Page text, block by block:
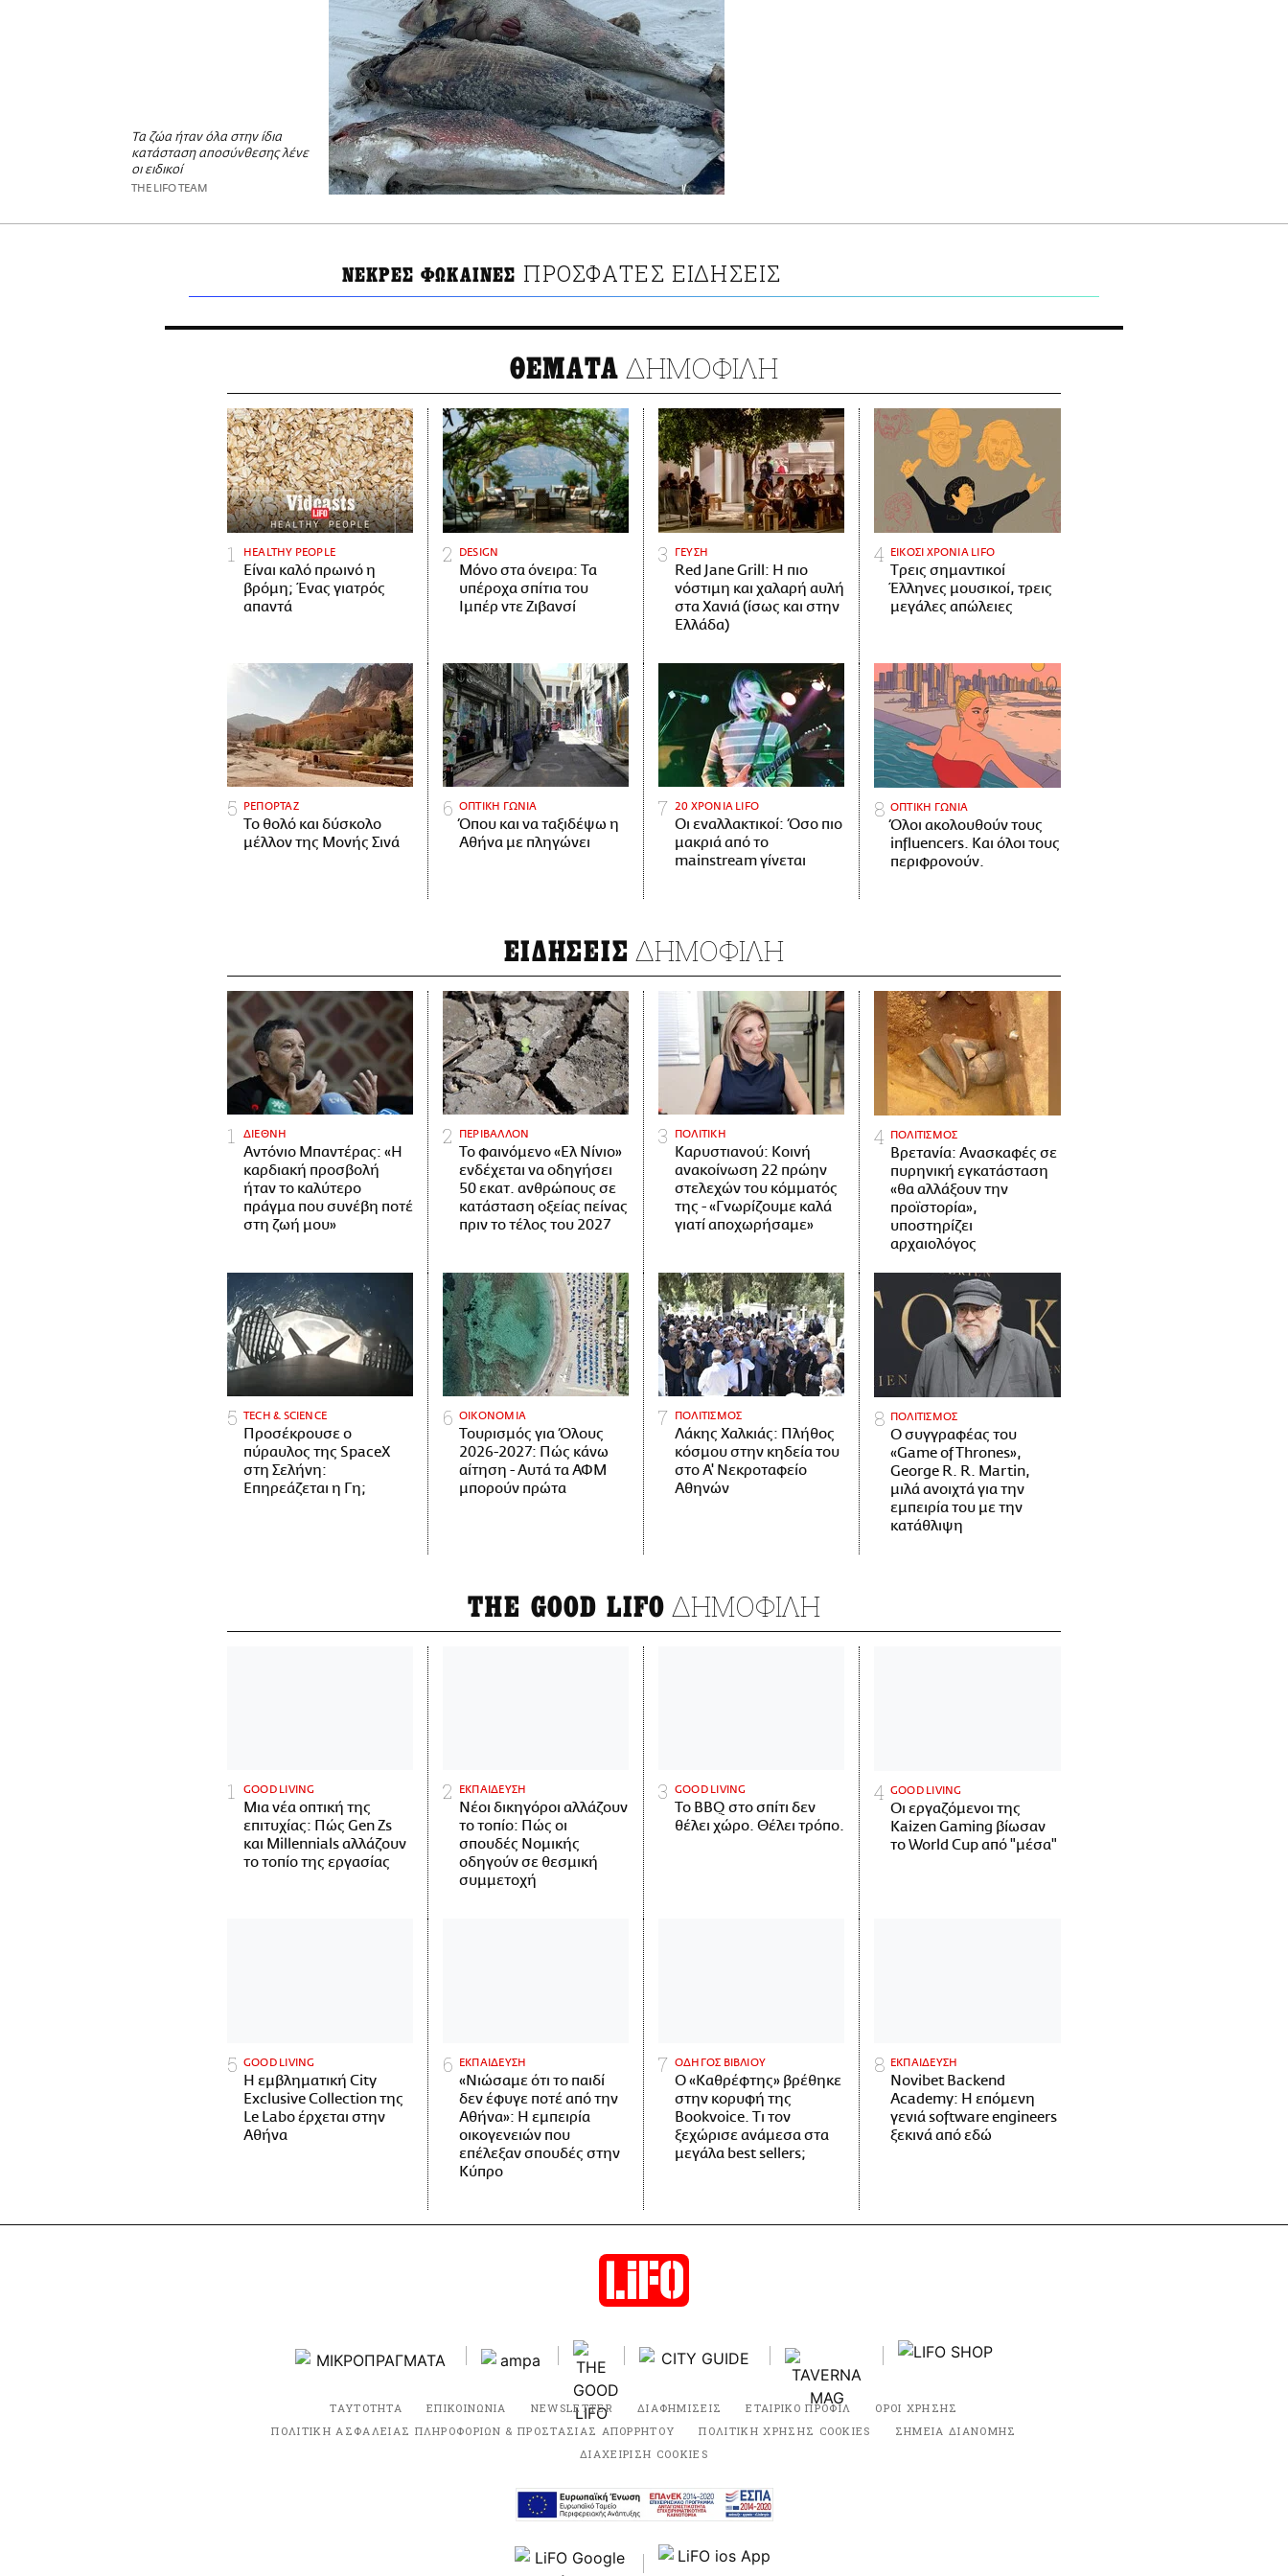
Τα ζώα ήταν όλα στην ίδια
κατάσταση αποσύνθεσης λένε
οι ειδικοί
THE LIFO TEAM
ΝΕΚΡΕΣ ΦΩΚΑΙΝΕΣ ΠΡΟΣΦΑΤΕΣ ΕΙΔΗΣΕΙΣ
ΘΕΜΑΤΑ ΔΗΜΟΦΙΛΗ
HEALTHY PEOPLE
Είναι καλό πρωινό η
βρόμη; Ένας γιατρός
απαντά
DESIGN
Μόνο στα όνειρα: Τα
υπέροχα σπίτια του
Ιμπέρ ντε Ζιβανσί
ΓΕΥΣΗ
Red Jane Grill: Η πιο
νόστιμη και χαλαρή αυλή
στα Χανιά (ίσως και στην
Ελλάδα)
ΕΙΚΟΣΙ ΧΡΟΝΙΑ LIFO
Tρεις σημαντικοί
Έλληνες μουσικοί, τρεις
μεγάλες απώλειες
ΡΕΠΟΡΤΑΖ
Το θολό και δύσκολο
μέλλον της Μονής Σινά
ΟΠΤΙΚΗ ΓΩΝΙΑ
Όπου και να ταξιδέψω η
Αθήνα με πληγώνει
20 ΧΡΟΝΙΑ LIFO
Οι εναλλακτικοί: Όσο πιο
μακριά από το
mainstream γίνεται
ΟΠΤΙΚΗ ΓΩΝΙΑ
Όλοι ακολουθούν τους
influencers. Και όλοι τους
περιφρονούν.
ΕΙΔΗΣΕΙΣ ΔΗΜΟΦΙΛΗ
ΔΙΕΘΝΗ
Αντόνιο Μπαντέρας: «Η
καρδιακή προσβολή
ήταν το καλύτερο
πράγμα που συνέβη ποτέ
στη ζωή μου»
ΠΕΡΙΒΑΛΛΟΝ
Το φαινόμενο «Ελ Νίνιο»
ενδέχεται να οδηγήσει
50 εκατ. ανθρώπους σε
κατάσταση οξείας πείνας
πριν το τέλος του 2027
ΠΟΛΙΤΙΚΗ
Καρυστιανού: Κοινή
ανακοίνωση 22 πρώην
στελεχών του κόμματός
της - «Γνωρίζουμε καλά
γιατί αποχωρήσαμε»
ΠΟΛΙΤΙΣΜΟΣ
Βρετανία: Ανασκαφές σε
πυρηνική εγκατάσταση
«θα αλλάξουν την
προϊστορία»,
υποστηρίζει
αρχαιολόγος
ΤECH & SCIENCE
Προσέκρουσε ο
πύραυλος της SpaceX
στη Σελήνη:
Επηρεάζεται η Γη;
ΟΙΚΟΝΟΜΙΑ
Τουρισμός για Όλους
2026-2027: Πώς κάνω
αίτηση - Αυτά τα ΑΦΜ
μπορούν πρώτα
ΠΟΛΙΤΙΣΜΟΣ
Λάκης Χαλκιάς: Πλήθος
κόσμου στην κηδεία του
στο Α' Νεκροταφείο
Αθηνών
ΠΟΛΙΤΙΣΜΟΣ
Ο συγγραφέας του
«Game of Thrones»,
George R. R. Martin,
μιλά ανοιχτά για την
εμπειρία του με την
κατάθλιψη
THE GOOD LIFO ΔΗΜΟΦΙΛΗ
GOOD LIVING
Μια νέα οπτική της
επιτυχίας: Πώς Gen Zs
και Millennials αλλάζουν
το τοπίο της εργασίας
ΕΚΠΑΙΔΕΥΣΗ
Νέοι δικηγόροι αλλάζουν
το τοπίο: Πώς οι
σπουδές Νομικής
οδηγούν σε θεσμική
συμμετοχή
GOOD LIVING
Το BBQ στο σπίτι δεν
θέλει χώρο. Θέλει τρόπο.
GOOD LIVING
Οι εργαζόμενοι της
Kaizen Gaming βίωσαν
το World Cup από "μέσα"
GOOD LIVING
Η εμβληματική City
Exclusive Collection της
Le Labo έρχεται στην
Αθήνα
ΕΚΠΑΙΔΕΥΣΗ
«Νιώσαμε ότι το παιδί
δεν έφυγε ποτέ από την
Αθήνα»: Η εμπειρία
οικογενειών που
επέλεξαν σπουδές στην
Κύπρο
ΟΔΗΓΟΣ ΒΙΒΛΙΟΥ
Ο «Καθρέφτης» βρέθηκε
στην κορυφή της
Bookvoice. Τι τον
ξεχώρισε ανάμεσα στα
μεγάλα best sellers;
ΕΚΠΑΙΔΕΥΣΗ
Novibet Backend
Academy: Η επόμενη
γενιά software engineers
ξεκινά από εδώ
ΤΑΥΤΟΤΗΤΑ ΕΠΙΚΟΙΝΩΝΙΑ NEWSLETTER ΔΙΑΦΗΜΙΣΕΙΣ ΕΤΑΙΡΙΚΟ ΠΡΟΦΙΛ
ΟΡΟΙ ΧΡΗΣΗΣ
ΠΟΛΙΤΙΚΗ ΑΣΦΑΛΕΙΑΣ ΠΛΗΡΟΦΟΡΙΩΝ & ΠΡΟΣΤΑΣΙΑΣ ΑΠΟΡΡΗΤΟΥ
ΠΟΛΙΤΙΚΗ ΧΡΗΣΗΣ COOKIES
ΣΗΜΕΙΑ ΔΙΑΝΟΜΗΣ
ΔΙΑΧΕΙΡΙΣΗ COOKIES